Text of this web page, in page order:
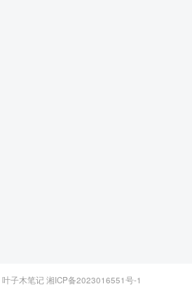
叶子木笔记 湘ICP备2023016551号-1